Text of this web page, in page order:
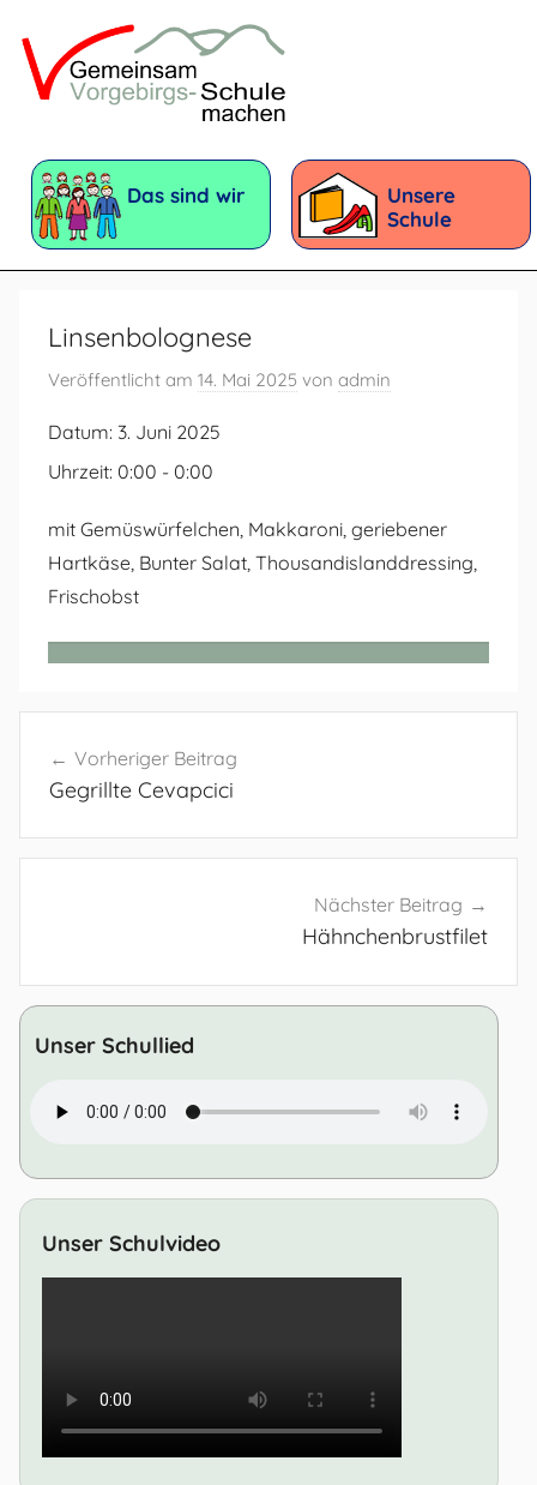
Inhalt
springen
Vorgebirgsschule
mit
dem
Förderschwerpunkt:
Das sind wir
Unsere
Schule
Linsenbolognese
Veröffentlicht am 14. Mai 2025 von admin
Datum: 3. Juni 2025
Uhrzeit: 0:00 - 0:00
mit Gemüswürfelchen, Makkaroni, geriebener
Hartkäse, Bunter Salat, Thousandislanddressing,
Frischobst
Vorheriger Beitrag
Gegrillte Cevapcici
Nächster Beitrag
Hähnchenbrustfilet
Unser Schullied
Unser Schulvideo